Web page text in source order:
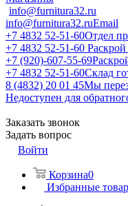
info@furnitura32.ru
info@furnitura32.ruEmail
+7 4832 52-51-60Отдел
+7 4832 52-51-60
+7 (920)-607-55-69
+7 4832 52-51-60Склад
8 (4832) 20 01 45Мы
Недоступен для
Заказать звонок
Задать вопрос
Войти
Корзина0
Избранные